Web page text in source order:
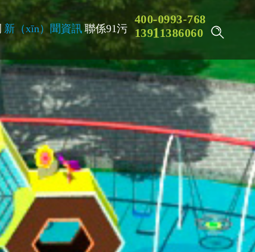
新（xīn）聞資訊 聯係91污
400-0993-768
1391 1386060